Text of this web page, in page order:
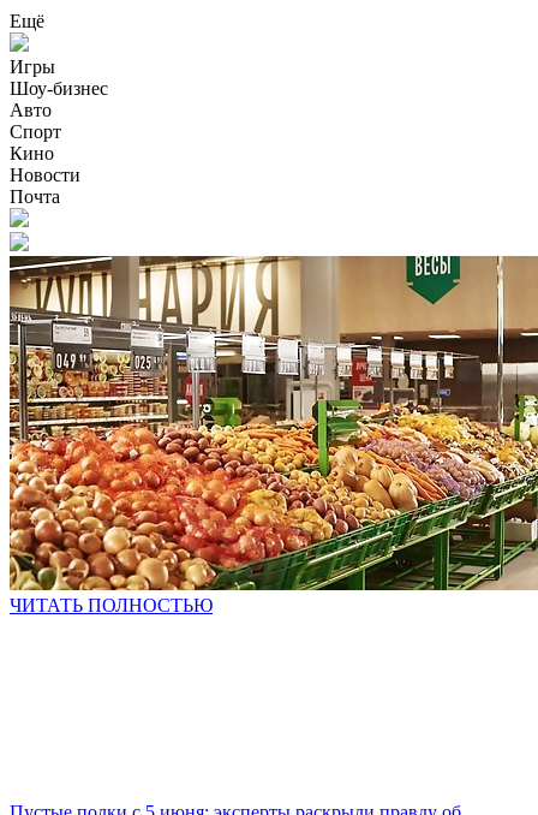
Ещё
Игры
Шоу-бизнес
Авто
Спорт
Кино
Новости
Почта
ЧИТАТЬ ПОЛНОСТЬЮ